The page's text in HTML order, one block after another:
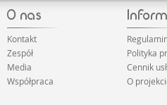
Kontakt
Zespół
Media
Współpraca
Polityka
Cennik
O